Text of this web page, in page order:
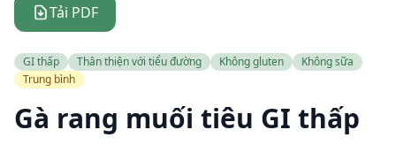
Tải PDF
GI thấp Thân thiện với tiểu đường Không gluten
Không sữa
Trung bình
Gà rang muối tiêu GI thấp